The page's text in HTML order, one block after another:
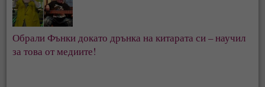
Обрали Фънки докато дрънка на китарата си – научил
за това от медиите!